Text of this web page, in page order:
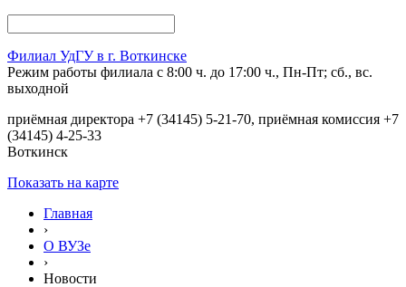
Филиал УдГУ в г. Воткинске
Режим работы филиала с 8:00 ч. до 17:00 ч., Пн-Пт; сб., вс.
выходной
приёмная директора +7 (34145) 5-21-70, приёмная комиссия +7
(34145) 4-25-33
Воткинск
Показать на карте
Главная
›
О ВУЗе
›
Новости